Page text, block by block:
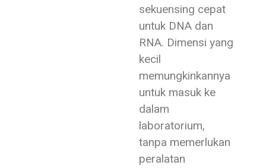
sekuensing cepat
untuk DNA dan
RNA. Dimensi yang
kecil
memungkinkannya
untuk masuk ke
dalam
laboratorium,
tanpa memerlukan
peralatan